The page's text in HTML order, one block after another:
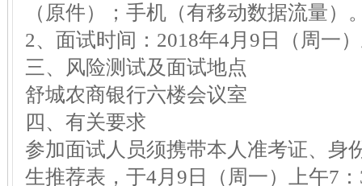
（原件）；手机（有移动数据流量）
2、面试时间：2018年4月9日（周一
三、风险测试及面试地点
舒城农商银行六楼会议室
四、有关要求
参加面试人员须携带本人准考证、身
生推荐表，于4月9日（周一）上午7